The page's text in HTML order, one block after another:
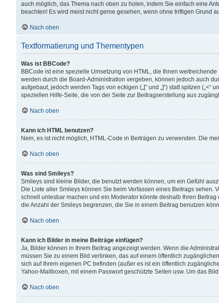
auch möglich, das Thema nach oben zu holen, indem Sie einfach eine
beachten! Es wird meist nicht gerne gesehen, wenn ohne triftigen Grund
Nach oben
Textformatierung und Thementypen
Was ist BBCode?
BBCode ist eine spezielle Umsetzung von HTML, die Ihnen
werden durch die Board-Administration vergeben, können jedoch auch
aufgebaut, jedoch werden Tags von eckigen („[“ und „]“) statt spitzen
speziellen Hilfe-Seite, die von der Seite zur Beitragserstellung aus
Nach oben
Kann ich HTML benutzen?
Nein, es ist nicht möglich, HTML-Code in Beiträgen zu verwenden. Die
Nach oben
Was sind Smileys?
Smileys sind kleine Bilder, die benutzt werden können, um ein Gefühl
Die Liste aller Smileys können Sie beim Verfassen eines Beitrags
schnell unlesbar machen und ein Moderator könnte deshalb Ihren
die Anzahl der Smileys begrenzen, die Sie in einem Beitrag benutzen
Nach oben
Kann ich Bilder in meine Beiträge einfügen?
Ja, Bilder können in Ihrem Beitrag angezeigt werden. Wenn die
müssen Sie zu einem Bild verlinken, das auf einem öffentlich
sich auf Ihrem eigenen PC befinden (außer es ist ein öffentlich
Yahoo-Mailboxen, mit einem Passwort geschützte Seiten usw. Um das
Nach oben